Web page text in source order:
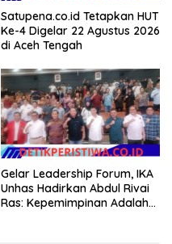
Satupena.co.id Tetapkan HUT
Ke-4 Digelar 22 Agustus 2026
di Aceh Tengah
Gelar Leadership Forum, IKA
Unhas Hadirkan Abdul Rivai
Ras: Kepemimpinan Adalah